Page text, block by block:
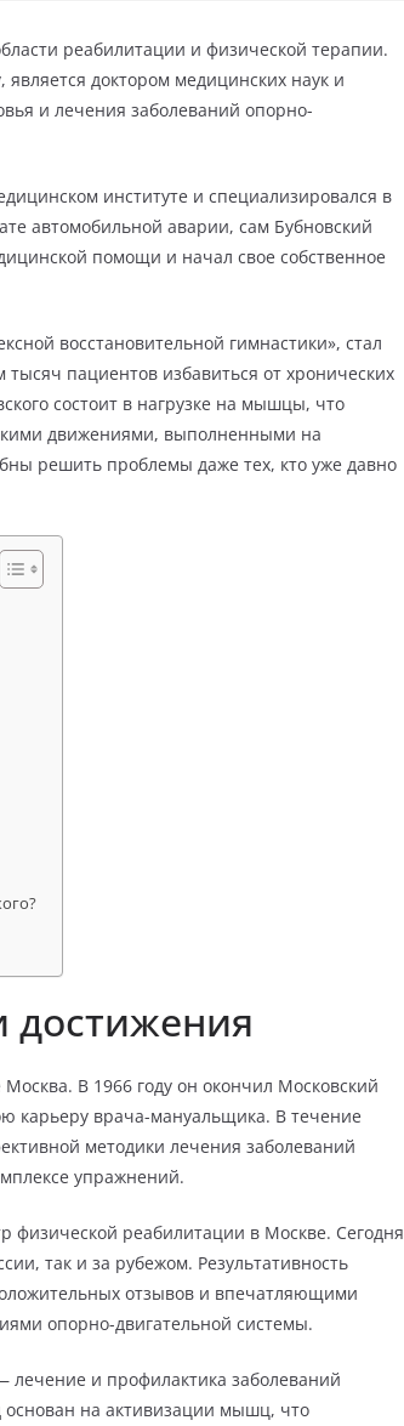
реабилитации и физической терапии.
доктором медицинских наук и
и лечения заболеваний опорно-
институте и специализировался в
автомобильной аварии, сам Бубновский
помощи и начал свое собственное
восстановительной гимнастики», стал
пациентов избавиться от хронических
состоит в нагрузке на мышцы, что
движениями, выполненными на
решить проблемы даже тех, кто уже давно
достижения
В 1966 году он окончил Московский
карьеру врача-мануальщика. В течение
методики лечения заболеваний
упражнений.
физической реабилитации в Москве. Сегодня
так и за рубежом. Результативность
отзывов и впечатляющими
опорно-двигательной системы.
лечение и профилактика заболеваний
основан на активизации мышц, что